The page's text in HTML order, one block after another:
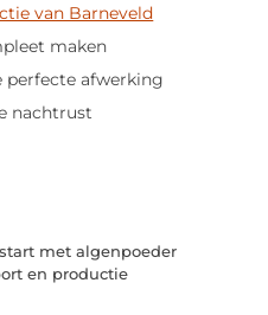
van Barneveld
maken
perfecte afwerking
nachtrust
met algenpoeder
en productie